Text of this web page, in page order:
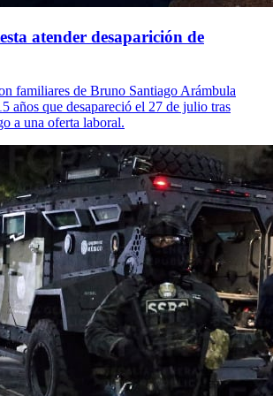
atender desaparición de
familiares de Bruno Santiago Arámbula
años que desapareció el 27 de julio tras
a una oferta laboral.